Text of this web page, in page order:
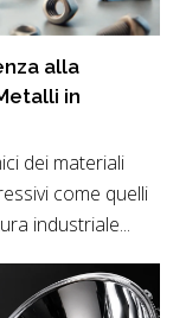
alla
in
dei materiali
come quelli
industriale...